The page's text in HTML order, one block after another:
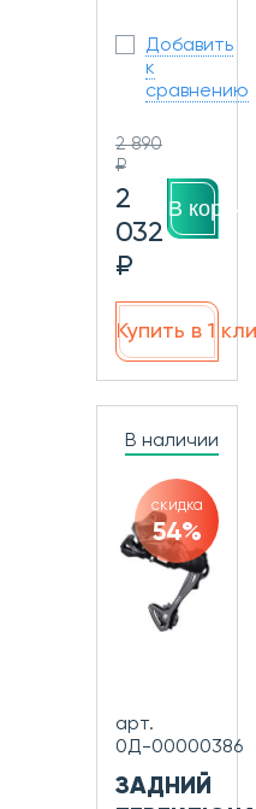
Добавить
к
сравнению
2 890
₽
2
032
₽
В
Купить в 1
В наличии
скидка
54%
арт.
0Д-00000386
ЗАДНИЙ